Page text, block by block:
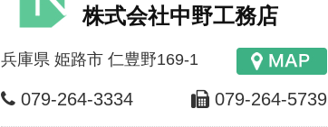
株式会社中野工務店
兵庫県 姫路市 仁豊野169-1
079-264-3334 079-264-5739